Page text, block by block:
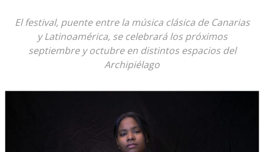
El festival, puente entre la música clásica de Canarias
y Latinoamérica, se celebrará los próximos
septiembre y octubre en distintos espacios del
Archipiélago